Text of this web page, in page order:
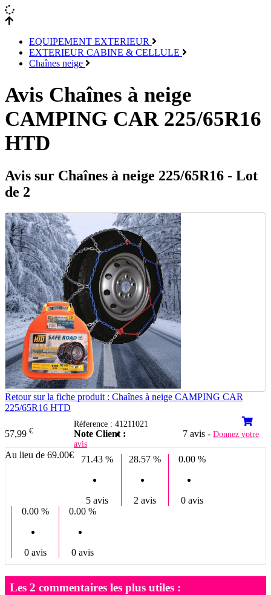
EQUIPEMENT EXTERIEUR
EXTERIEUR CABINE & CELLULE
Chaînes neige
Avis Chaînes à neige
CAMPING CAR 225/65R16
HTD
Avis sur Chaînes à neige 225/65R16 - Lot
de 2
Retour sur la fiche produit : Chaînes à neige CAMPING CAR
225/65R16 HTD
57,99 €
Au lieu de 69.00€
Réference : 41211021
Note Client : 7 avis -Donnez votre
avis
71.43 %
5 avis
28.57 %
2 avis
0.00 %
0 avis
0.00 %
0 avis
0.00 %
0 avis
Les 2 commentaires les plus utiles :